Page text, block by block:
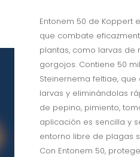
Entonem 50 de Koppert
que combate
plantas, como larvas de
gorgojos. Contiene 50
Steinernema feltiae,
larvas y eliminándolas
de pepino, pimiento,
aplicación es sencilla y
entorno libre de plagas
Con Entonem 50,